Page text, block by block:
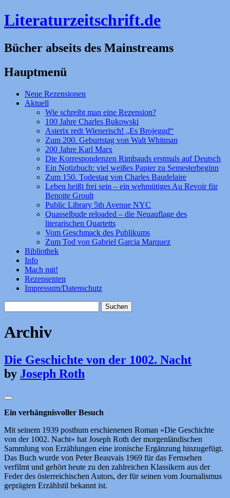
Literaturzeitschrift.de
Bücher abseits des Mainstreams
Hauptmenü
Zum
Inhalt
Neue Rezensionen
Aktuell
Wie schreibt man eine Rezension?
100 Jahre Charles Bukowski
Asterix redt Wienerisch! „Es Brojeggd“
Zum 200. Geburtstag von Walt Whitman
200 Jahre Karl Marx
Die Korrespondenzen Rimbauds erstmals auf Deutsch
Ein Notizbuch: viel weißes Papier zu Semesterbeginn
Zum 150. Todestag von Charles Baudelaire
Leben heißt frei sein – ein wehmütiges Au Revoir für
Benoite Groult
Public Library 5th Avenue NYC
Quasselbude reloaded – die Neuauflage des
literarischen Quartetts
Vom Geschmack des Publikums
Zum Tod von Gabriel Garcia Marquez
Bibliothek
Info
Mach mit!
Rezensenten
Impressum/Datenschutz
nach:
Archiv
Die Geschichte von der 1002. Nacht
by Joseph Roth
Ein verhängnisvoller Besuch
Mit seinem 1939 posthum erschienenen Roman «Die Geschichte
von der 1002. Nacht» hat Joseph Roth der morgenländischen
Sammlung von Erzählungen eine ironische Ergänzung hinzugefügt.
Das Buch wurde von Peter Beauvais 1969 für das Fernsehen
verfilmt und gehört heute zu den zahlreichen Klassikern aus der
Feder des österreichischen Autors, der für seinen vom Journalismus
geprägten Erzählstil bekannt ist.